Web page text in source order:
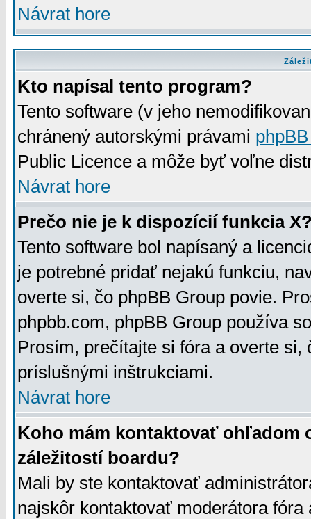
Návrat hore
Kto napísal tento program?
Tento software (v jeho
chránený autorskými právami
Public Licence a môže byť voľne
Návrat hore
Prečo nie je k dispozícií funkcia
Tento software bol napísaný a
je potrebné pridať nejakú funkciu,
overte si, čo phpBB Group povie.
phpbb.com, phpBB Group používa
Prosím, prečítajte si fóra a overte
príslušnými inštrukciami.
Návrat hore
Koho mám kontaktovať ohľadom
záležitostí boardu?
Mali by ste kontaktovať
najskôr kontaktovať moderátora